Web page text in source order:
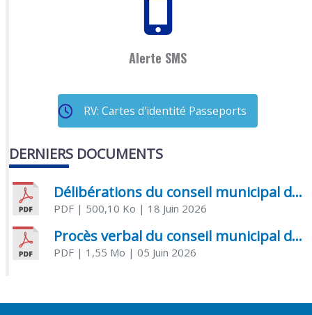
Alerte SMS
RV: Cartes d'identité Passeports
DERNIERS DOCUMENTS
Délibérations du conseil municipal du 18 juin 2026
PDF| 500,10 Ko | 18 Juin 2026
Procès verbal du conseil municipal du 05 juin 2026
PDF| 1,55 Mo | 05 Juin 2026